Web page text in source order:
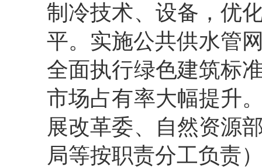
制冷技术、设备，优
平。实施公共供水管
全面执行绿色建筑标
市场占有率大幅提升
展改革委、自然资源
局等按职责分工负责